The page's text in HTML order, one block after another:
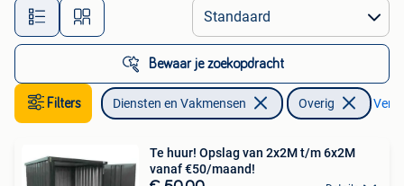
Alle afstanden…
Bewaar je zoekopdracht
Filters Diensten en Vakmensen Overig
Te huur! Opslag van 2x2M t/m 6x2M
vanaf €50/maand!